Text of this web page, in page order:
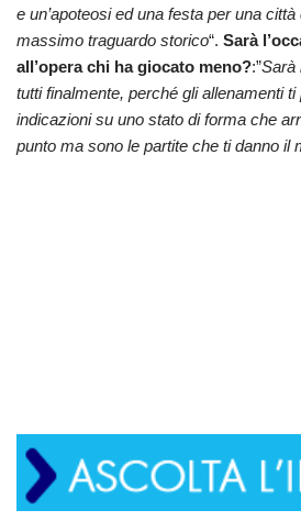
e un’apoteosi ed una festa per una
massimo traguardo storico“. Sarà
all’opera chi ha giocato meno?:”Sarà
tutti finalmente, perché gli allenamenti
indicazioni su uno stato di forma che
punto ma sono le partite che ti danno il